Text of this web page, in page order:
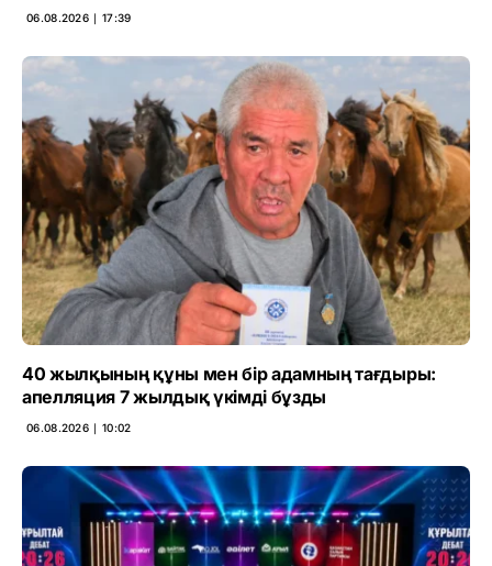
06.08.2026 ∣ 17:39
40 жылқының құны мен бір адамның тағдыры:
апелляция 7 жылдық үкімді бұзды
06.08.2026 ∣ 10:02